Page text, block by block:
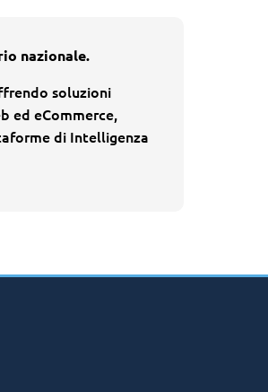
nazionale.
soluzioni
ed eCommerce,
di Intelligenza